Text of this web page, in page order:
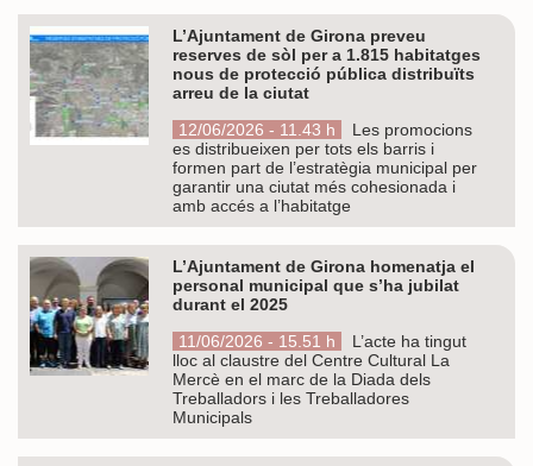
L’Ajuntament de Girona preveu
reserves de sòl per a 1.815 habitatges
nous de protecció pública distribuïts
arreu de la ciutat
12/06/2026 - 11.43 h
Les promocions
es distribueixen per tots els barris i
formen part de l’estratègia municipal per
garantir una ciutat més cohesionada i
amb accés a l’habitatge
L’Ajuntament de Girona homenatja el
personal municipal que s’ha jubilat
durant el 2025
11/06/2026 - 15.51 h
L’acte ha tingut
lloc al claustre del Centre Cultural La
Mercè en el marc de la Diada dels
Treballadors i les Treballadores
Municipals